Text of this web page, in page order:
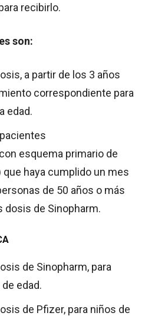
recibirlo.
son:
a partir de los 3 años
correspondiente para
edad.
esquema primario de
haya cumplido un mes
de 50 años o más
dosis de Sinopharm.
de Sinopharm, para
edad.
de Pfizer, para niños de